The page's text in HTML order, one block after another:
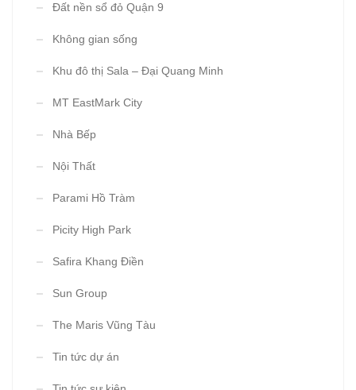
Đất nền sổ đỏ Quận 9
Không gian sống
Khu đô thị Sala – Đại Quang Minh
MT EastMark City
Nhà Bếp
Nội Thất
Parami Hồ Tràm
Picity High Park
Safira Khang Điền
Sun Group
The Maris Vũng Tàu
Tin tức dự án